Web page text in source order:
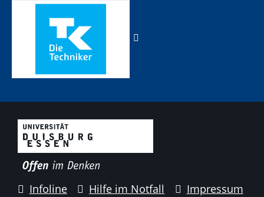
Infoline Hilfe im Notfall
Impressum